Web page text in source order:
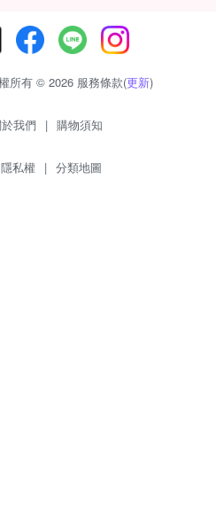
所有 © 2026 服務條款(更新)
我們 | 購物須知
隱私權 | 分類地圖